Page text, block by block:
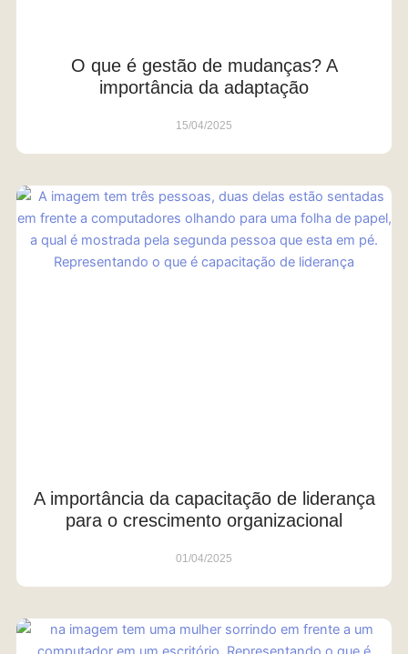
O que é gestão de mudanças? A
importância da adaptação
15/04/2025
A importância da capacitação de liderança
para o crescimento organizacional
01/04/2025